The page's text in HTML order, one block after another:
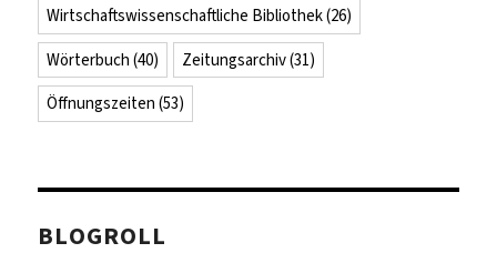
Wirtschaftswissenschaftliche Bibliothek(26)
Wörterbuch (40) Zeitungsarchiv(31)
Öffnungszeiten (53)
BLOGROLL